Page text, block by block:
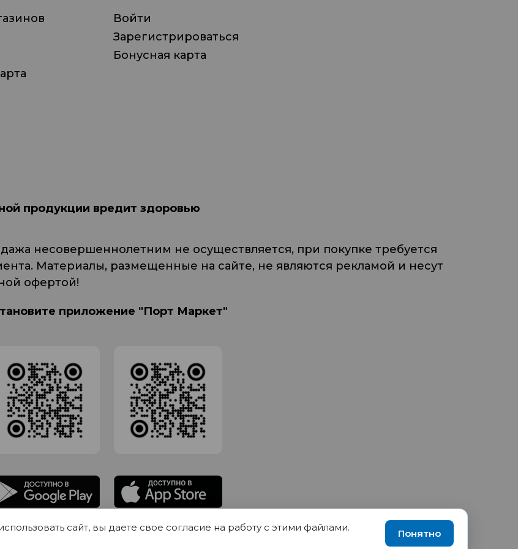
Войти
Зарегистрироваться
Бонусная карта
продукции вредит здоровью
несовершеннолетним не осуществляется, при покупке требуется
Материалы, размещенные на сайте, не являются рекламой и несут
офертой!
приложение "Порт Маркет"
с Ограниченной ответственностью СИГМАТОРГ, ОГРН 1191690035570, ИНН 1655417189
420012 Казань переулок Щербаковский дом 7, пом 1013, офис 5
сайт, вы даете свое согласие на работу с этими файлами.
Понятно